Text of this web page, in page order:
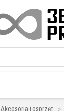
Akcesoria i osprzęt